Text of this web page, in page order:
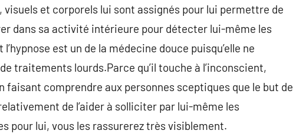
et corporels lui sont assignés pour lui permettre de
dans sa activité intérieure pour détecter lui-même les
est un de la médecine douce puisqu’elle ne
traitements lourds.Parce qu’il touche à l’inconscient,
comprendre aux personnes sceptiques que le but de
de l’aider à solliciter par lui-même les
pour lui, vous les rassurerez très visiblement.